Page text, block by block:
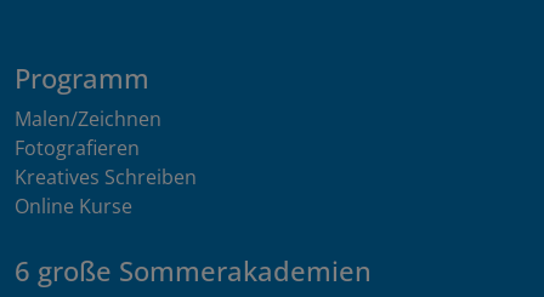
Programm
Malen/Zeichnen
Fotografieren
Kreatives Schreiben
Online Kurse
6 große Sommerakademien